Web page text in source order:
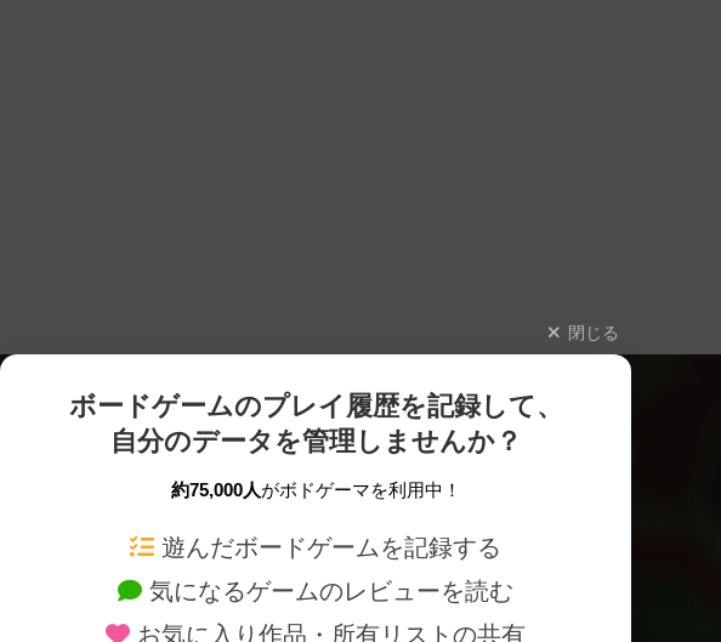
閉じる
ボードゲームのプレイ履歴を記録して、
自分のデータを管理しませんか？
約75,000人がボドゲーマを利用中！
遊んだボードゲームを記録する
気になるゲームのレビューを読む
お気に入り作品・所有リストの共有
ボードゲームを検索する 新作・再入荷情報